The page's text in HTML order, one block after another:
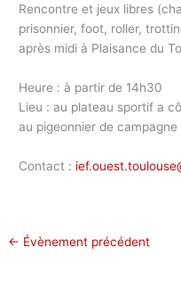
Rencontre et jeux libres
prisonnier, foot, roller,
après midi à Plaisance du
Heure : à partir de 14h30
Lieu : au plateau sportif a
au pigeonnier de
Contact :
← Évènement précédent